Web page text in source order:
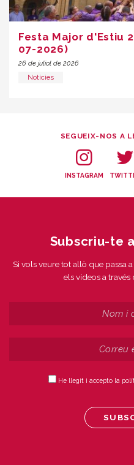
Festa Major d'Estiu
07-2026)
26 de juliol de 2026
Notícies
SEGUEIX-NOS A
INSTAGRAM
Subscriu-te
Si vols veure tot allò que passa
els vídeos a
He llegit i accepto la